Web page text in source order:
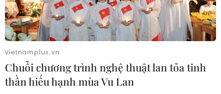
vietnamplus.vn
Chuỗi chương trình nghệ thuật lan tỏa tinh
thần hiếu hạnh mùa Vu Lan